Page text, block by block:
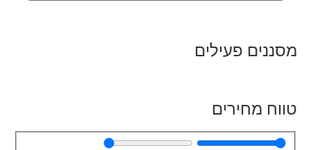
מסננים פעילים
טווח מחירים